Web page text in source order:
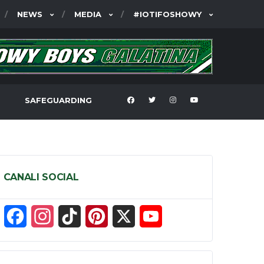
NEWS MEDIA #IOTIFOSHOWY
SAFEGUARDING
CANALI SOCIAL
a
n
i
i
o